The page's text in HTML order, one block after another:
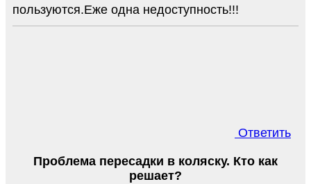
пользуются.Еже одна недоступность!!!
Ответить
Проблема пересадки в коляску. Кто как
решает?